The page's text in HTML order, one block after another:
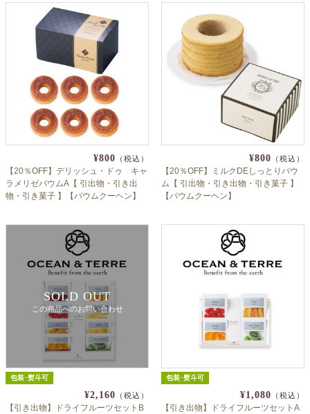
¥800 （税込）
【20％OFF】デリッシュ・ドゥ キャ
ラメリゼバウムA【 引出物・引き出
物・引き菓子 】【バウムクーヘン】
¥800 （税込）
【20％OFF】ミルクDEしっとりバウ
ム【 引出物・引き出物・引き菓子 】
【バウムクーヘン】
SOLD OUT
この商品へのお問い合わせ
包装･熨斗可
¥2,160 （税込）
【引き出物】ドライフルーツセットB
包装･熨斗可
¥1,080 （税込）
【引き出物】ドライフルーツセットA